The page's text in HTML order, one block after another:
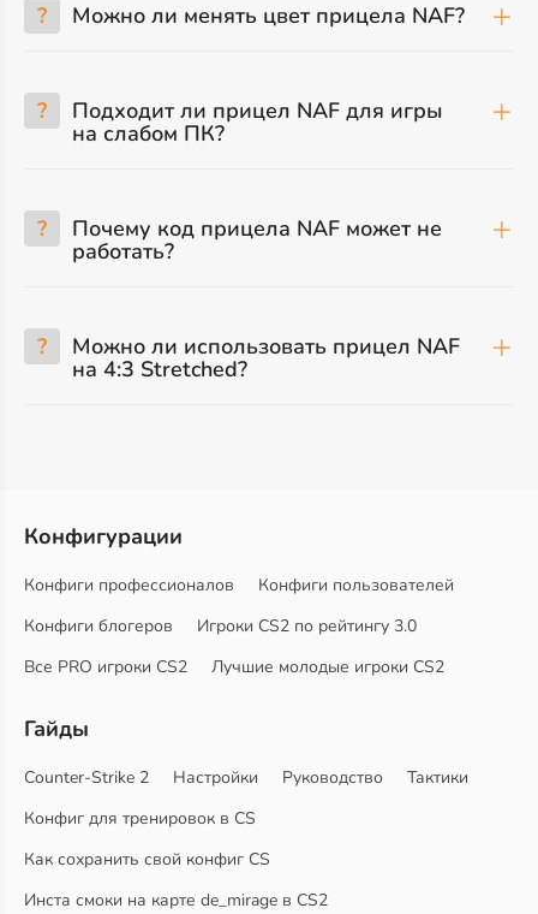
? Можно ли менять цвет прицела NAF?
? Подходит ли прицел NAF для игры
на слабом ПК?
? Почему код прицела NAF может не
работать?
? Можно ли использовать прицел NAF
на 4:3 Stretched?
Конфигурации
Конфиги профессионалов
Конфиги пользователей
Конфиги блогеров
Игроки CS2 по рейтингу 3.0
Все PRO игроки CS2
Лучшие молодые игроки CS2
Гайды
Counter-Strike 2 Настройки Руководство
Тактики
Конфиг для тренировок в CS
Как сохранить свой конфиг CS
Инста смоки на карте de_mirage в CS2